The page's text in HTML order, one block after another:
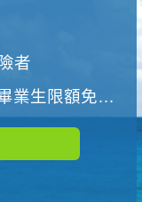
者
限額免費參加